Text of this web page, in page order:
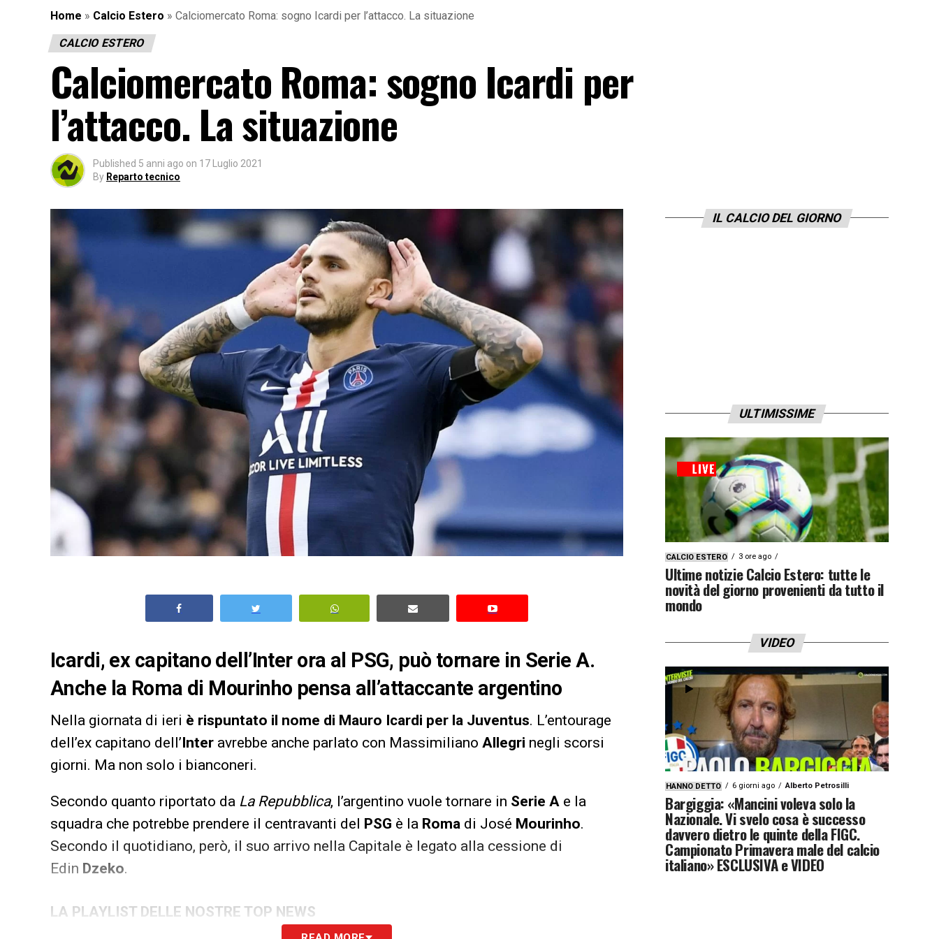
Home » Calcio Estero » Calciomercato Roma: sogno Icardi per l’attacco. La situazione
CALCIO ESTERO
Calciomercato Roma: sogno Icardi per
l’attacco. La situazione
Published 5 anni ago on 17 Luglio 2021
By Reparto tecnico
Icardi, ex capitano dell’Inter ora al PSG, può tornare in Serie A.
Anche la Roma di Mourinho pensa all’attaccante argentino
Nella giornata di ieri è rispuntato il nome di Mauro Icardi per la Juventus. L’entourage
dell’ex capitano dell’Inter avrebbe anche parlato con Massimiliano Allegri negli scorsi
giorni. Ma non solo i bianconeri.
Secondo quanto riportato da La Repubblica, l’argentino vuole tornare in Serie A e la
squadra che potrebbe prendere il centravanti del PSG è la Roma di José Mourinho.
Secondo il quotidiano, però, il suo arrivo nella Capitale è legato alla cessione di
Edin Dzeko.
LA PLAYLIST DELLE NOSTRE TOP NEWS
IL CALCIO DEL GIORNO
ULTIMISSIME
CALCIO ESTERO 3 ore ago
Ultime notizie Calcio Estero: tutte le
novità del giorno provenienti da tutto il
mondo
VIDEO
HANNO DETTO 6 giorni ago Alberto Petrosilli
Bargiggia: «Mancini voleva solo la
Nazionale. Vi svelo cosa è successo
davvero dietro le quinte della FIGC.
Campionato Primavera male del calcio
italiano» ESCLUSIVA e VIDEO